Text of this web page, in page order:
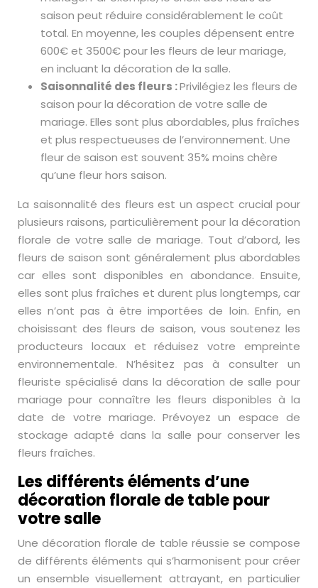
saison peut réduire considérablement le coût
total. En moyenne, les couples dépensent entre
600€ et 3500€ pour les fleurs de leur mariage,
en incluant la décoration de la salle.
Saisonnalité des fleurs :Privilégiez les fleurs de
saison pour la décoration de votre salle de
mariage. Elles sont plus abordables, plus fraîches
et plus respectueuses de l’environnement. Une
fleur de saison est souvent 35% moins chère
qu’une fleur hors saison.
La saisonnalité des fleurs est un aspect crucial pour
plusieurs raisons, particulièrement pour la décoration
florale de votre salle de mariage. Tout d’abord, les
fleurs de saison sont généralement plus abordables
car elles sont disponibles en abondance. Ensuite,
elles sont plus fraîches et durent plus longtemps, car
elles n’ont pas à être importées de loin. Enfin, en
choisissant des fleurs de saison, vous soutenez les
producteurs locaux et réduisez votre empreinte
environnementale. N’hésitez pas à consulter un
fleuriste spécialisé dans la décoration de salle pour
mariage pour connaître les fleurs disponibles à la
date de votre mariage. Prévoyez un espace de
stockage adapté dans la salle pour conserver les
fleurs fraîches.
Les différents éléments d’une
décoration florale de table pour
votre salle
Une décoration florale de table réussie se compose
de différents éléments qui s’harmonisent pour créer
un ensemble visuellement attrayant, en particulier